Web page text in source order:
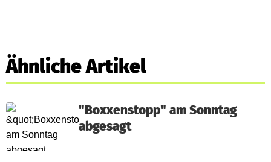
Ähnliche Artikel
"Boxxenstopp" am Sonntag
abgesagt